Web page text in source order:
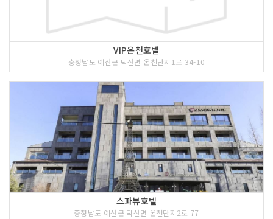
VIP온천호텔
충청남도 예산군 덕산면 온천단지1로 34-10
스파뷰호텔
충청남도 예산군 덕산면 온천단지2로 77